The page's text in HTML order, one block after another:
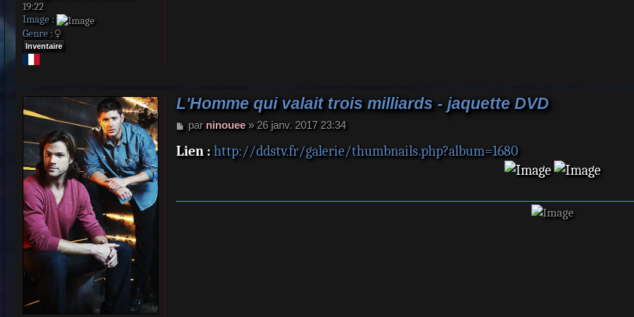
19:22
Image :
Genre :
Inventaire
L'Homme qui valait trois milliards - jaquette DVD
M
s
e
par ninouee» 26 janv. 2017 23:34
Lien : http://ddstv.fr/galerie/thumbnails.php?album=1680